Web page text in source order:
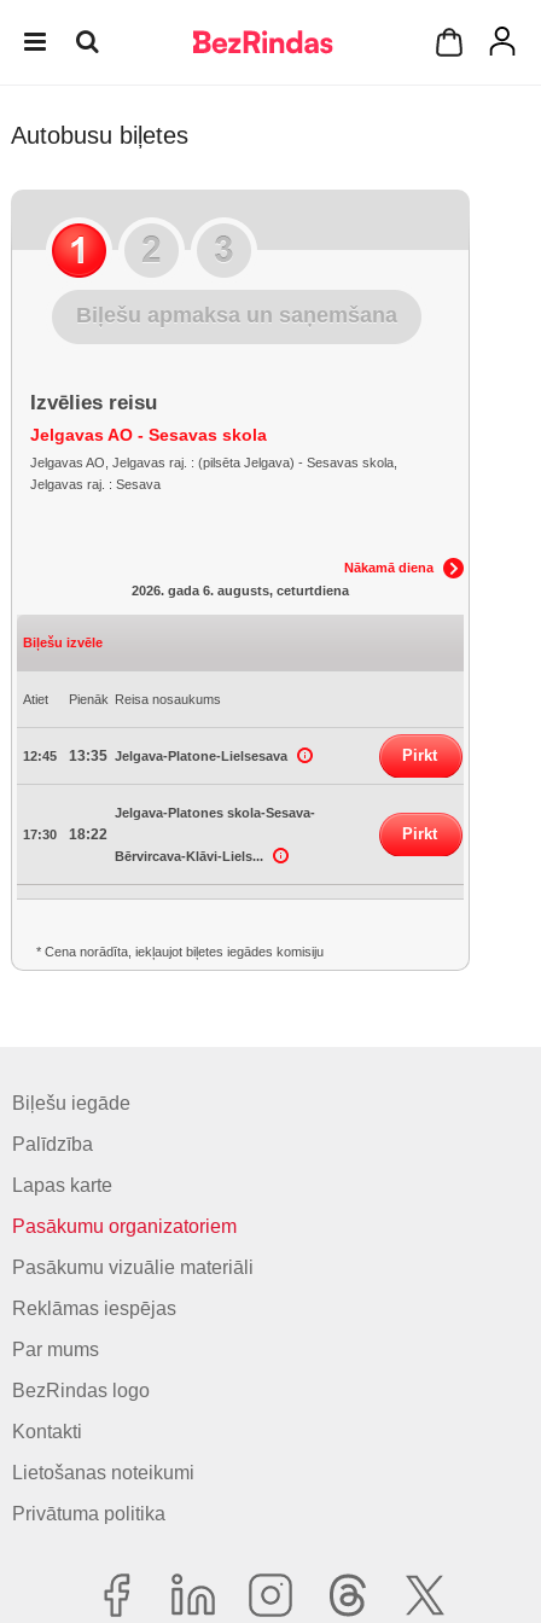
Autobusu biļetes
Biļešu apmaksa un saņemšana
Izvēlies reisu
Jelgavas AO - Sesavas skola
Jelgavas AO, Jelgavas raj. : (pilsēta Jelgava) - Sesavas skola,
Jelgavas raj. : Sesava
Nākamā diena
2026. gada 6. augusts, ceturtdiena
Biļešu izvēle
Atiet Pienāk Reisa nosaukums
12:45 13:35 Jelgava-Platone-Lielsesava Pirkt
17:30 18:22
Jelgava-Platones skola-Sesava-
Bērvircava-Klāvi-Liels...
Pirkt
* Cena norādīta, iekļaujot biļetes iegādes komisiju
Biļešu iegāde
Palīdzība
Lapas karte
Pasākumu organizatoriem
Pasākumu vizuālie materiāli
Reklāmas iespējas
Par mums
BezRindas logo
Kontakti
Lietošanas noteikumi
Privātuma politika